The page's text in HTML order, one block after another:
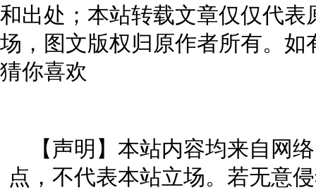
和出处；本站转载文章仅仅代
场，图文版权归原作者所有。
猜你喜欢
【声明】本站内容均来自网
点，不代表本站立场。若无意